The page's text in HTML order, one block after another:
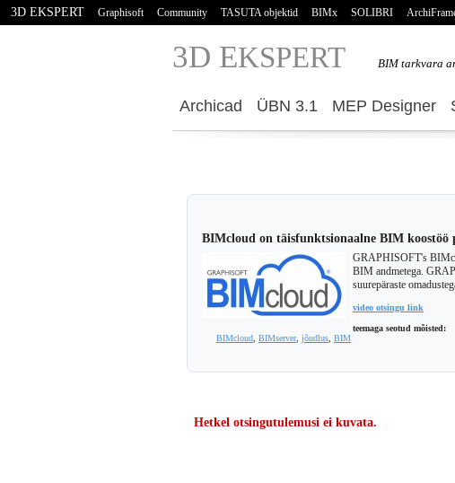
3D EKSPERT Graphisoft Community TASUTA objektid BIMx SOLIBRI
3D EKSPERT BIM tarkvara
Archicad ÜBN 3.1 MEP Designer
BIMcloud on täisfunktsionaalne BIM koostöö
GRAPHISOFT's
BIM andmetega.
suurepäraste
video otsingu link
teemaga seotud mõisted:
BIMcloud BIMserver, jõudlus BIM
Hetkel otsingutulemusi ei kuvata.